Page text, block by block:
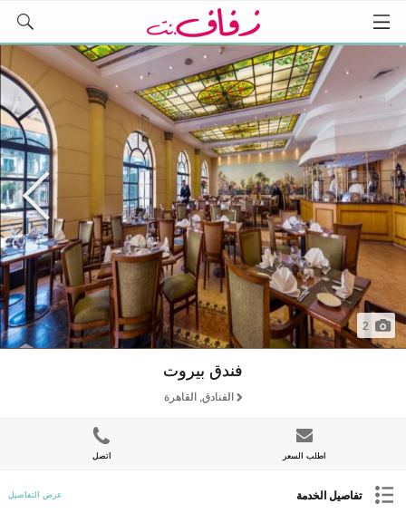
2
فندق بيروت
الفنادق, القاهرة
اطلب السعر اتصل
تفاصيل الخدمة عرض التفاصيل